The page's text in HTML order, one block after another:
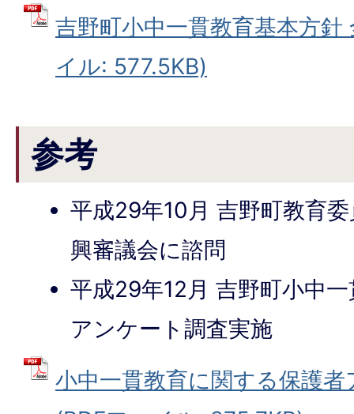
吉野町小中一貫教育基本方針
イル: 577.5KB)
参考
平成29年10月 吉野町教育
興審議会に諮問
平成29年12月 吉野町小中
アンケート調査実施
小中一貫教育に関する保護